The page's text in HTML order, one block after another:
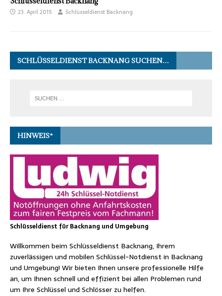
23. April 2015 Schlüsseldienst Backnang
SCHLÜSSELDIENST BACKNANG SUCHEN…
HINWEIS*
Schlüsseldienst für Backnang und Umgebung
Willkommen beim Schlüsseldienst Backnang, Ihrem
zuverlässigen und mobilen Schlüssel-Notdienst in Backnang
und Umgebung! Wir bieten Ihnen unsere professionelle Hilfe
an, um Ihnen schnell und effizient bei allen Problemen rund
um Ihre Schlüssel und Schlösser zu helfen.